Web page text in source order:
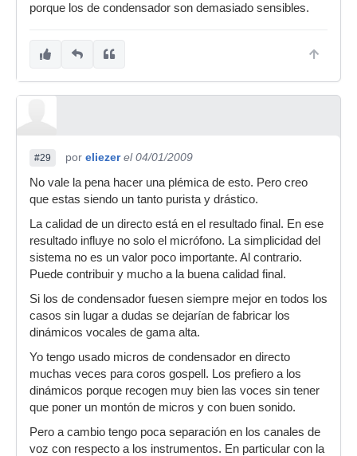
calidad del sonido... y eso no es muy
Si miras cantantes como Bono, Peter Gabriel,
David Bowie por citar solo algunos, todos utilizan
porque los de condensador son demasiado sensibles.
#29 por eliezer el 04/01/2009
No vale la pena hacer una plémica de esto. Pero creo
que estas siendo un tanto purista y drástico.
La calidad de un directo está en el resultado final. En ese
resultado influye no solo el micrófono. La simplicidad del
sistema no es un valor poco importante. Al contrario.
Puede contribuir y mucho a la buena calidad final.
Si los de condensador fuesen siempre mejor en todos los
casos sin lugar a dudas se dejarían de fabricar los
dinámicos vocales de gama alta.
Yo tengo usado micros de condensador en directo
muchas veces para coros gospell. Los prefiero a los
dinámicos porque recogen muy bien las voces sin tener
que poner un montón de micros y con buen sonido.
Pero a cambio tengo poca separación en los canales de
voz con respecto a los instrumentos. En particular con la